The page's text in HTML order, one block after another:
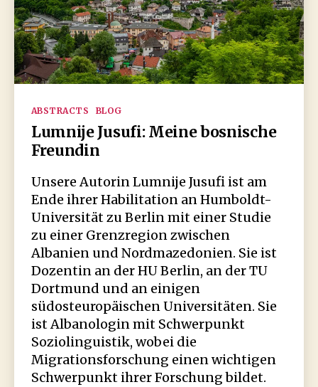
Kategorien
ABSTRACTS BLOG
Lumnije Jusufi: Meine bosnische
Freundin
Unsere Autorin Lumnije Jusufi ist am
Ende ihrer Habilitation an Humboldt-
Universität zu Berlin mit einer Studie
zu einer Grenzregion zwischen
Albanien und Nordmazedonien. Sie ist
Dozentin an der HU Berlin, an der TU
Dortmund und an einigen
südosteuropäischen Universitäten. Sie
ist Albanologin mit Schwerpunkt
Soziolinguistik, wobei die
Migrationsforschung einen wichtigen
Schwerpunkt ihrer Forschung bildet.